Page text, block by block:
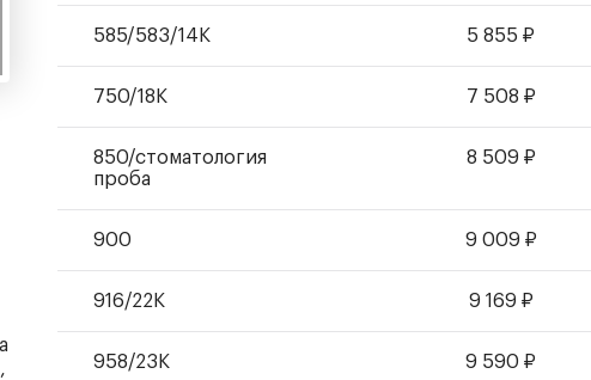
585/583/14К 5 855 ₽
750/18К 7 508 ₽
850/стоматология
проба
8 509 ₽
900 9 009 ₽
916/22К 9 169 ₽
958/23К 9 590 ₽